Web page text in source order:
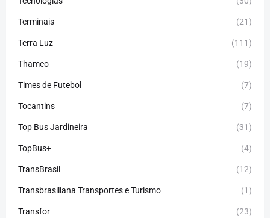
Terminais (21)
Terra Luz (111)
Thamco (19)
Times de Futebol (7)
Tocantins (7)
Top Bus Jardineira (31)
TopBus+ (4)
TransBrasil (12)
Transbrasiliana Transportes e Turismo (1)
Transfor (23)